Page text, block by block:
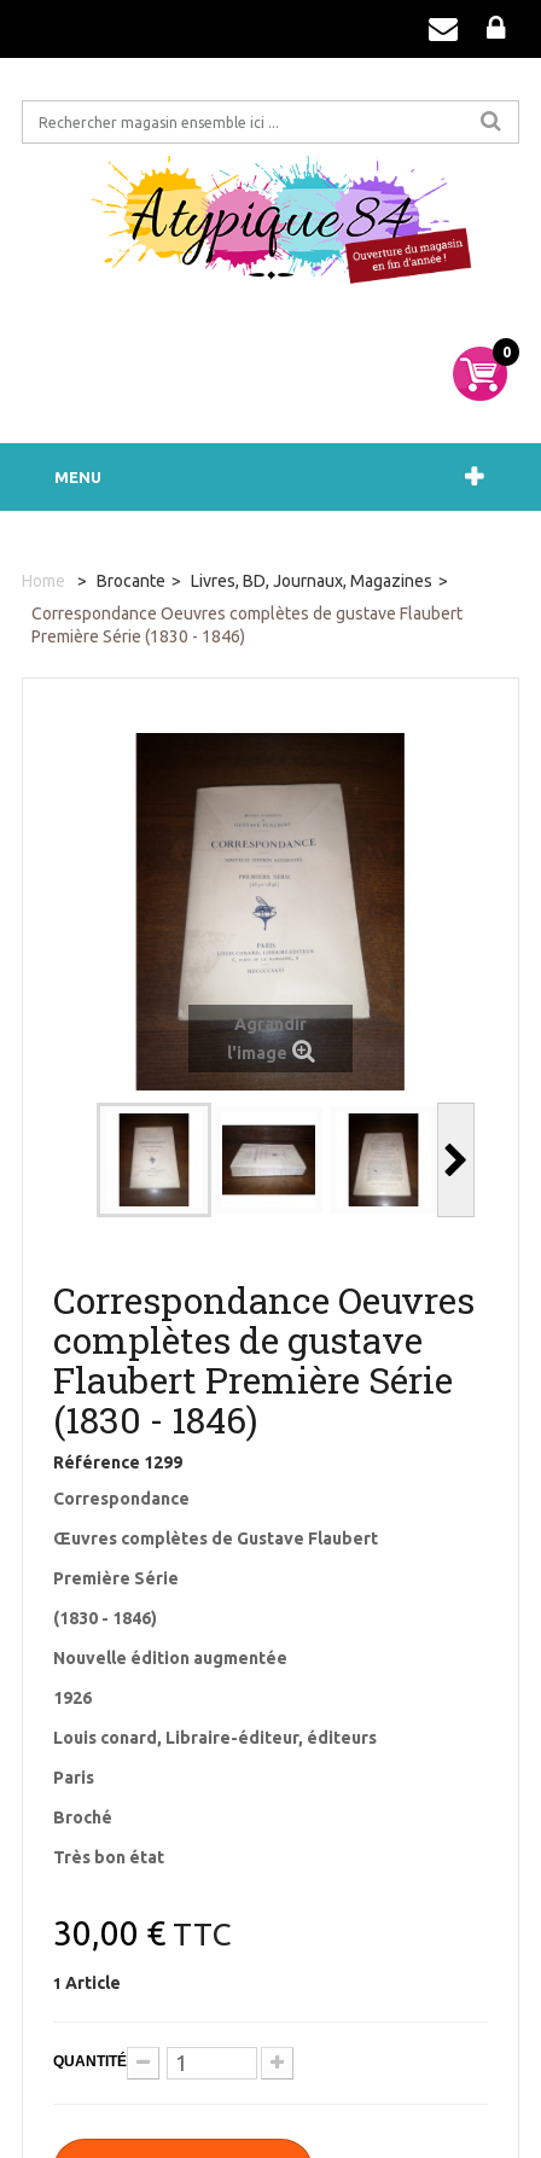
0
MENU
Home > Brocante > Livres, BD, Journaux, Magazines >
Correspondance Oeuvres complètes de gustave Flaubert
Première Série (1830 - 1846)
Agrandir
l'image
Correspondance Oeuvres
complètes de gustave
Flaubert Première Série
(1830 - 1846)
Référence 1299
Correspondance
Œuvres complètes de Gustave Flaubert
Première Série
(1830 - 1846)
Nouvelle édition augmentée
1926
Louis conard, Libraire-éditeur, éditeurs
Paris
Broché
Très bon état
30,00 €TTC
1 Article
QUANTITÉ